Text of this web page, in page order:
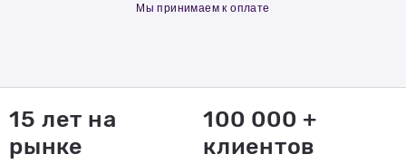
Мы принимаем к оплате
15 лет на
рынке
100 000 +
клиентов